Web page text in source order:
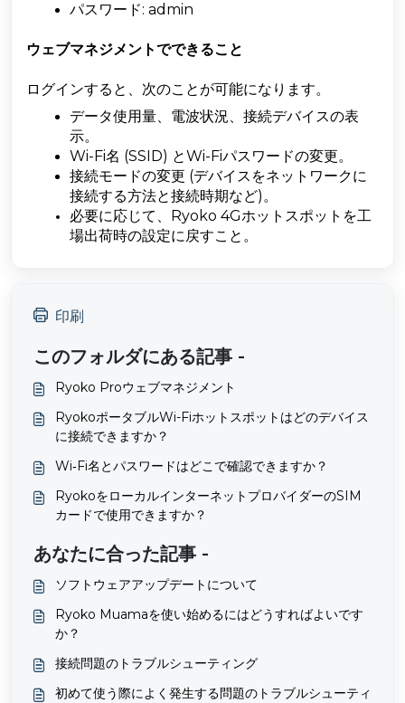
パスワード: admin
ウェブマネジメントでできること
ログインすると、次のことが可能になります。
データ使用量、電波状況、接続デバイスの表
示。
Wi-Fi名 (SSID) とWi-Fiパスワードの変更。
接続モードの変更 (デバイスをネットワークに
接続する方法と接続時期など)。
必要に応じて、Ryoko 4Gホットスポットを工
場出荷時の設定に戻すこと。
印刷
このフォルダにある記事 -
Ryoko Proウェブマネジメント
RyokoポータブルWi-Fiホットスポットはどのデバイス
に接続できますか？
Wi‑Fi名とパスワードはどこで確認できますか？
RyokoをローカルインターネットプロバイダーのSIM
カードで使用できますか？
あなたに合った記事 -
ソフトウェアアップデートについて
Ryoko Muamaを使い始めるにはどうすればよいです
か？
接続問題のトラブルシューティング
初めて使う際によく発生する問題のトラブルシューティ